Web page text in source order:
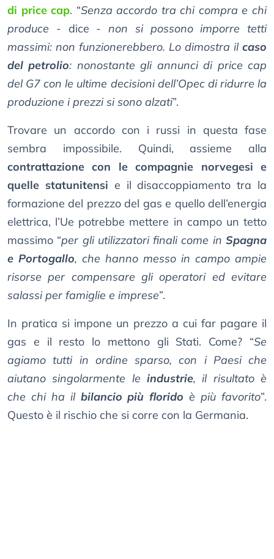
di price cap. “Senza accordo tra chi compra e chi
produce - dice - non si possono imporre tetti
massimi: non funzionerebbero. Lo dimostra il caso
del petrolio: nonostante gli annunci di price cap
del G7 con le ultime decisioni dell’Opec di ridurre la
produzione i prezzi si sono alzati”.
Trovare un accordo con i russi in questa fase
sembra impossibile. Quindi, assieme alla
contrattazione con le compagnie norvegesi e
quelle statunitensi e il disaccoppiamento tra la
formazione del prezzo del gas e quello dell’energia
elettrica, l’Ue potrebbe mettere in campo un tetto
massimo “per gli utilizzatori finali come inSpagna
e Portogallo, che hanno messo in campo ampie
risorse per compensare gli operatori ed evitare
salassi per famiglie e imprese”.
In pratica si impone un prezzo a cui far pagare il
gas e il resto lo mettono gli Stati. Come? “Se
agiamo tutti in ordine sparso, con i Paesi che
aiutano singolarmente le industrie, il risultato è
che chi ha il bilancio più florido è più favorito”.
Questo è il rischio che si corre con la Germania.